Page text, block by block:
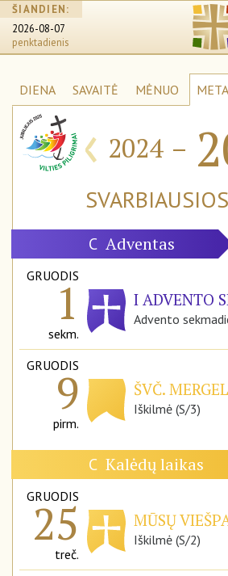
ŠIANDIEN:
2026-08-07
penktadienis
DIENA SAVAITĖ MĖNUO
‹ 2024 –
C Adventas
GRUODIS
1
sekm.
I ADVENTO
Advento
GRUODIS
9
pirm.
ŠVČ.
Iškilmė (S/3)
C Kalėdų laikas
GRUODIS
25
treč.
MŪSŲ
Iškilmė (S/2)